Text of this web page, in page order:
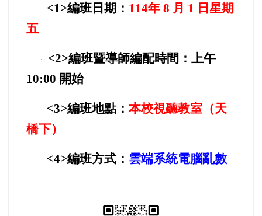
<1>編班日期： 114年 8 月 1 日星期
五
<2>編班暨導師編配時間：上午
10:00 開始
<3>編班地點： 本校視聽教室（天
橋下）
<4>編班方式： 雲端系統電腦亂數